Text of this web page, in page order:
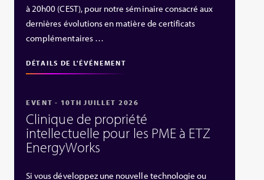
à 20h00 (CEST), pour notre séminaire consacré aux
dernières évolutions en matière de certificats
complémentaires …
DÉTAILS DE L'ÉVÉNEMENT
EVENT - 10TH JUILLET 2026
Clinique de propriété
intellectuelle pour les PME à ETZ
EnergyWorks
Si vous développez une nouvelle technologie ou